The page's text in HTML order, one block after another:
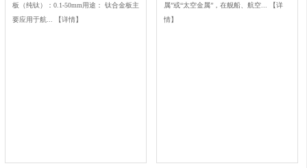
板（纯钛）：0.1-50mm用途： 钛合金板主
要应用于航...
【详情】
属”或“太空金属”，在舰船、航空...
【详
情】